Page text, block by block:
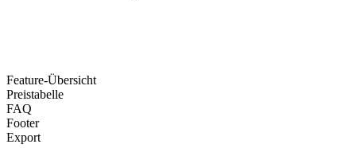
Feature-Übersicht
Preistabelle
FAQ
Footer
Export